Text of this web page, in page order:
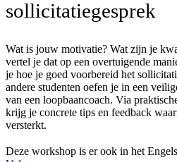
sollicitatiegesprek
Wat is jouw motivatie? Wat zijn je
vertel je dat op een overtuigende
je hoe je goed voorbereid het
andere studenten oefen je in een
van een loopbaancoach. Via
krijg je concrete tips en feedback
versterkt.
Deze workshop is er ook in het